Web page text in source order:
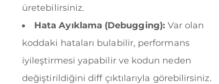
üretebilirsiniz.
Hata Ayıklama (Debugging): Var olan
koddaki hataları bulabilir, performans
iyileştirmesi yapabilir ve kodun neden
değiştirildiğini diff çıktılarıyla görebilirsiniz.